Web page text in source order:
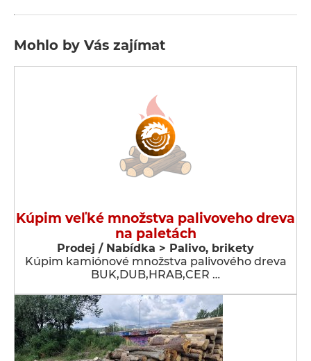
Mohlo by Vás zajímat
Kúpim veľké množstva palivoveho dreva
na paletách
Prodej / Nabídka > Palivo, brikety
Kúpim kamiónové množstva palivového dreva
BUK,DUB,HRAB,CER …